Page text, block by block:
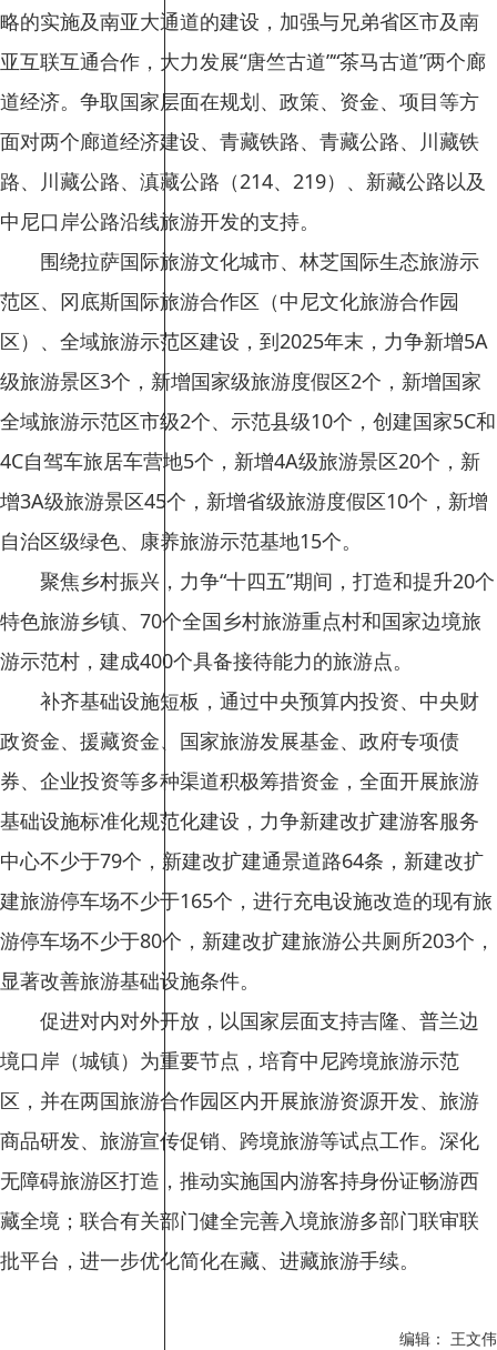
略的实施及南亚大通道的建设，加强与兄弟省区市及南
亚互联互通合作，大力发展“唐竺古道”“茶马古道”两个廊
道经济。争取国家层面在规划、政策、资金、项目等方
面对两个廊道经济建设、青藏铁路、青藏公路、川藏铁
路、川藏公路、滇藏公路（214、219）、新藏公路以及
中尼口岸公路沿线旅游开发的支持。
围绕拉萨国际旅游文化城市、林芝国际生态旅游示
范区、冈底斯国际旅游合作区（中尼文化旅游合作园
区）、全域旅游示范区建设，到2025年末，力争新增5A
级旅游景区3个，新增国家级旅游度假区2个，新增国家
全域旅游示范区市级2个、示范县级10个，创建国家5C和
4C自驾车旅居车营地5个，新增4A级旅游景区20个，新
增3A级旅游景区45个，新增省级旅游度假区10个，新增
自治区级绿色、康养旅游示范基地15个。
聚焦乡村振兴，力争“十四五”期间，打造和提升20个
特色旅游乡镇、70个全国乡村旅游重点村和国家边境旅
游示范村，建成400个具备接待能力的旅游点。
补齐基础设施短板，通过中央预算内投资、中央财
政资金、援藏资金、国家旅游发展基金、政府专项债
券、企业投资等多种渠道积极筹措资金，全面开展旅游
基础设施标准化规范化建设，力争新建改扩建游客服务
中心不少于79个，新建改扩建通景道路64条，新建改扩
建旅游停车场不少于165个，进行充电设施改造的现有旅
游停车场不少于80个，新建改扩建旅游公共厕所203个，
显著改善旅游基础设施条件。
促进对内对外开放，以国家层面支持吉隆、普兰边
境口岸（城镇）为重要节点，培育中尼跨境旅游示范
区，并在两国旅游合作园区内开展旅游资源开发、旅游
商品研发、旅游宣传促销、跨境旅游等试点工作。深化
无障碍旅游区打造，推动实施国内游客持身份证畅游西
藏全境；联合有关部门健全完善入境旅游多部门联审联
批平台，进一步优化简化在藏、进藏旅游手续。
编辑： 王文伟